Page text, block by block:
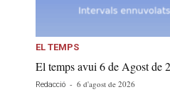
EL TEMPS
El temps avui 6 de Agost de
Redacció - 6 d'agost de 2026